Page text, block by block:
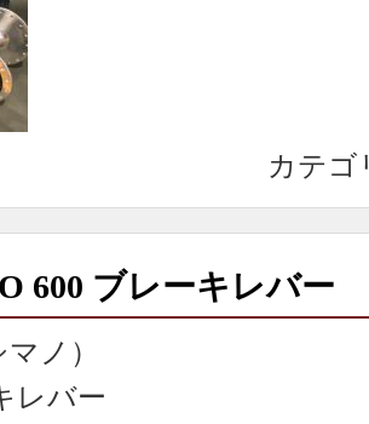
カテゴ
600 ブレーキレバー
ノ）
レバー